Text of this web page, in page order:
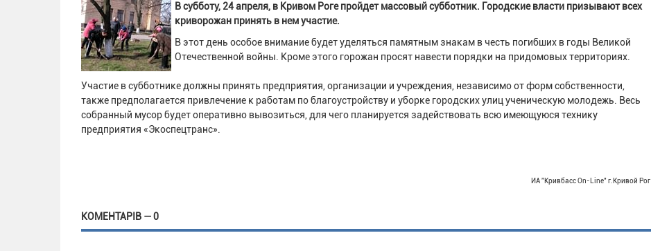
В субботу, 24 апреля, в Кривом Роге пройдет массовый субботник. Городские власти призывают всех
криворожан принять в нем участие.
В этот день особое внимание будет уделяться памятным знакам в честь погибших в годы Великой
Отечественной войны. Кроме этого горожан просят навести порядки на придомовых территориях.
Участие в субботнике должны принять предприятия, организации и учреждения, независимо от форм собственности,
также предполагается привлечение к работам по благоустройству и уборке городских улиц ученическую молодежь. Весь
собранный мусор будет оперативно вывозиться, для чего планируется задействовать всю имеющуюся технику
предприятия «Экоспецтранс».
ИА "Кривбасс On-Line" г.Кривой Рог
КОМЕНТАРІВ — 0